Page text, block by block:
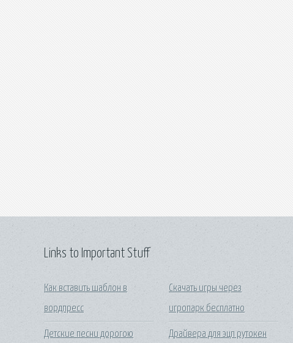
Links to Important Stuff
Как вставить шаблон в
вордпресс
Детские песни дорогою
Скачать игры через
игропарк бесплатно
Драйвера для эцп рутокен